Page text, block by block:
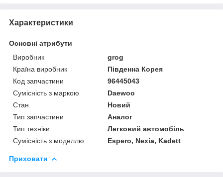
Характеристики
Основні атрибути
Виробник
grog
Країна виробник
Південна Корея
Код запчастини
96445043
Сумісність з маркою
Daewoo
Стан
Новий
Тип запчастини
Аналог
Тип техніки
Легковий автомобіль
Сумісність з моделлю
Espero, Nexia, Kadett
Приховати